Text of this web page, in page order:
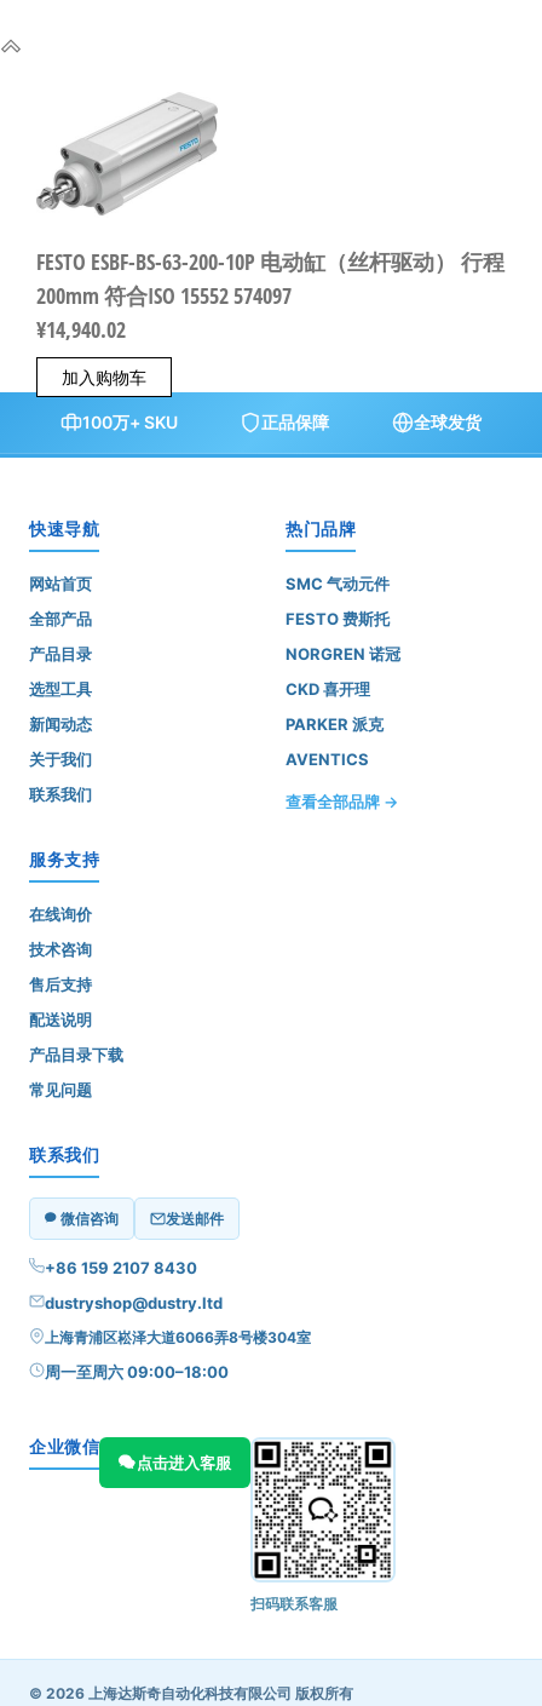
FESTO ESBF-BS-63-200-10P 电动缸（丝杆驱动） 行程
200mm 符合ISO 15552 574097
¥14,940.02
加入购物车
100万+ SKU 正品保障 全球发货
快速导航
网站首页
全部产品
产品目录
选型工具
新闻动态
关于我们
联系我们
热门品牌
SMC 气动元件
FESTO 费斯托
NORGREN 诺冠
CKD 喜开理
PARKER 派克
AVENTICS
查看全部品牌 →
服务支持
在线询价
技术咨询
售后支持
配送说明
产品目录下载
常见问题
联系我们
微信咨询 发送邮件
+86 159 2107 8430
dustryshop@dustry.ltd
上海青浦区崧泽大道6066弄8号楼304室
周一至周六 09:00–18:00
企业微信
点击进入客服
扫码联系客服
© 2026 上海达斯奇自动化科技有限公司 版权所有